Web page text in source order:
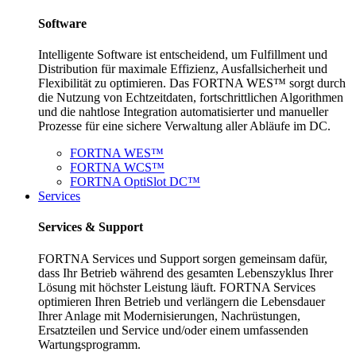
Software
Intelligente Software ist entscheidend, um Fulfillment und
Distribution für maximale Effizienz, Ausfallsicherheit und
Flexibilität zu optimieren. Das FORTNA WES™ sorgt durch
die Nutzung von Echtzeitdaten, fortschrittlichen Algorithmen
und die nahtlose Integration automatisierter und manueller
Prozesse für eine sichere Verwaltung aller Abläufe im DC.
FORTNA WES™
FORTNA WCS™
FORTNA OptiSlot DC™
Services
Services & Support
FORTNA Services und Support sorgen gemeinsam dafür,
dass Ihr Betrieb während des gesamten Lebenszyklus Ihrer
Lösung mit höchster Leistung läuft. FORTNA Services
optimieren Ihren Betrieb und verlängern die Lebensdauer
Ihrer Anlage mit Modernisierungen, Nachrüstungen,
Ersatzteilen und Service und/oder einem umfassenden
Wartungsprogramm.